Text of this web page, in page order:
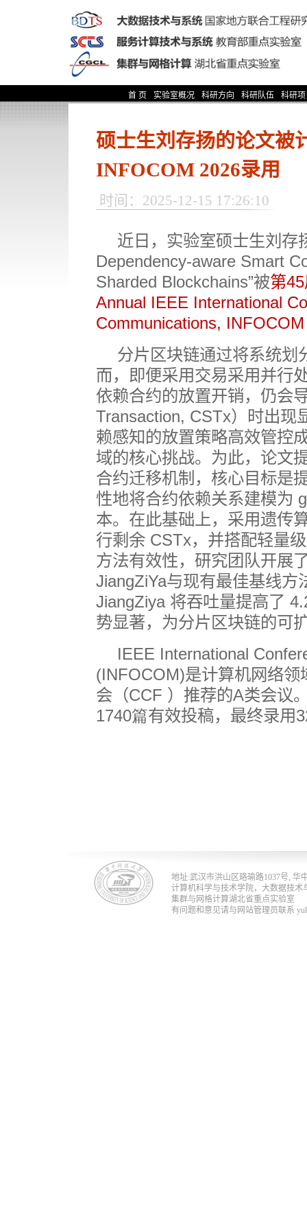
首 页 实验室概况 科研方向 科研队伍 科研
硕士生刘存扬的论文被
INFOCOM 2026录用
时间：2025-12-15 17:26:10
近日，实验室硕士生刘存
Dependency-aware Smart
Sharded Blockchains”被第45
Annual IEEE International
Communications,
分片区块链通过将系统划
而，即便采用交易采用并行
依赖合约的放置开销，仍会
Transaction, CSTx）时出现
赖感知的放置策略高效管控
域的核心挑战。为此，论文
合约迁移机制，核心目标是
性地将合约依赖关系建模为
本。在此基础上，采用遗传
行剩余 CSTx，并搭配轻量
方法有效性，研究团队开展
JiangZiYa与现有最佳基线方
JiangZiya 将吞吐量提高了
势显著，为分片区块链的可
IEEE International
(INFOCOM)是计算机网络领
会（CCF ）推荐的A类会议
1740篇有效投稿，最终录用
地址:武汉市洪山区珞瑜路1037号, 华
计算机科学与技术学院，大数据技
集群与网格计算湖北省重点实验室
有问题和意见请与网站管理员联系